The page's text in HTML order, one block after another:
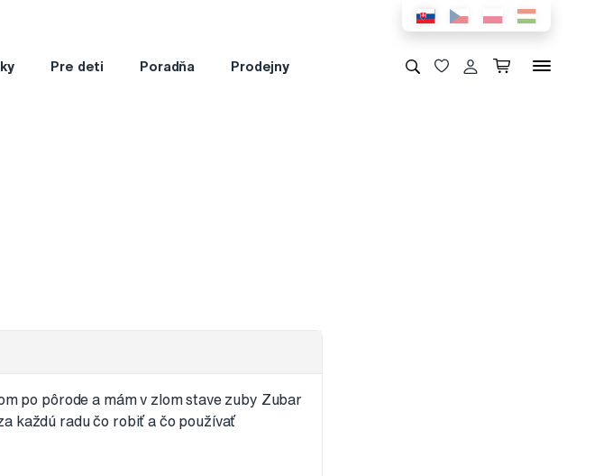
Pre deti Poradňa Prodejny
po pôrode a mám v zlom stave zuby Zubar
každú radu čo robiť a čo používať